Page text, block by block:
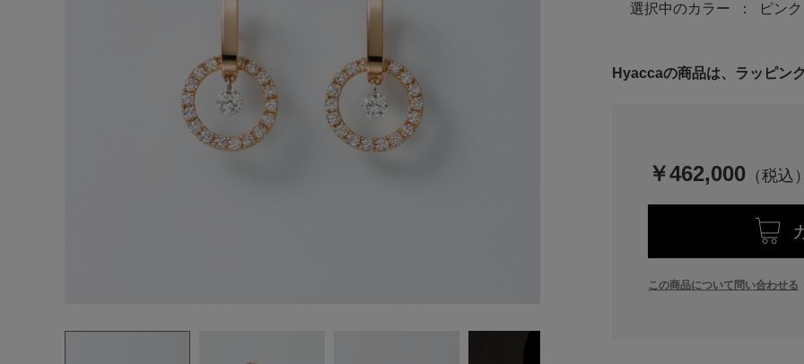
選択中のカラー ： ピン
Hyaccaの商品は、ラッピン
￥462,000
この商品について問い合わせる